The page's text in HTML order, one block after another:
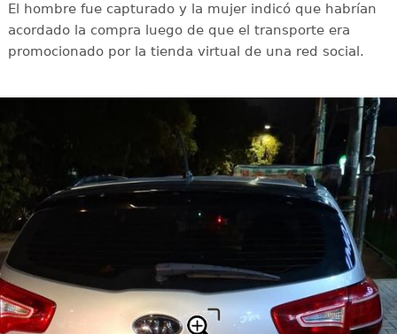
El hombre fue capturado y la mujer indicó que habrían
acordado la compra luego de que el transporte era
promocionado por la tienda virtual de una red social.